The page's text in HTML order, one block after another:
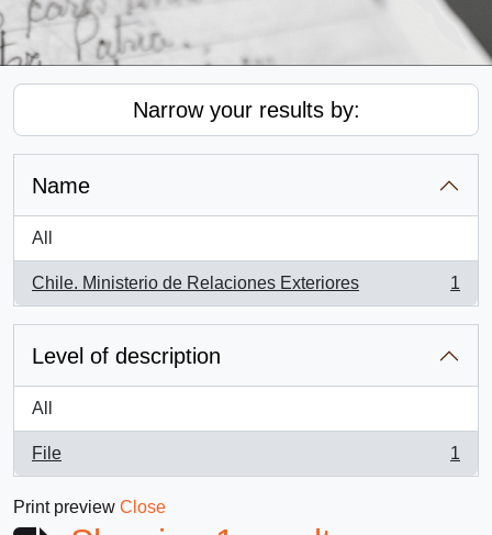
Narrow your results by:
Name
All
Chile. Ministerio de Relaciones Exteriores
, 1 results
1
Level of description
All
File
, 1 results
1
Print preview Close